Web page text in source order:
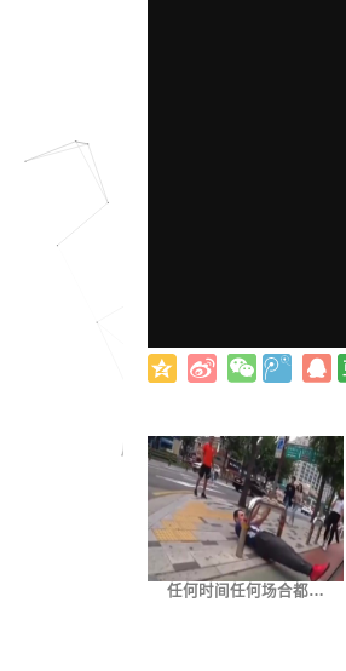
任何时间任何场合都…